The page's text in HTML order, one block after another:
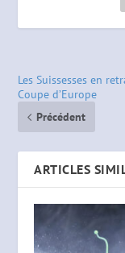
Les Suissesses en
Coupe d’Europe
Précédent
ARTICLES